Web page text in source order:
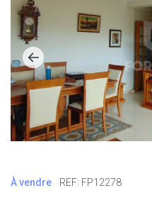
À vendre REF: FP12278